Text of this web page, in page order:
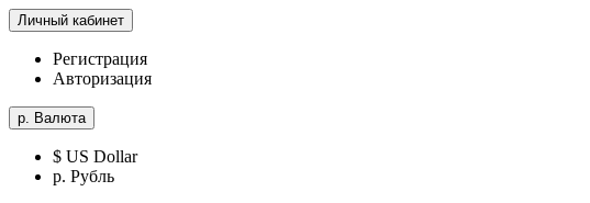
Личный кабинет
Регистрация
Авторизация
р. Валюта
$ US Dollar
р. Рубль